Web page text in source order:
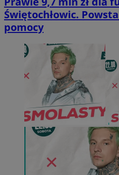
Świętochłowic.
pomocy